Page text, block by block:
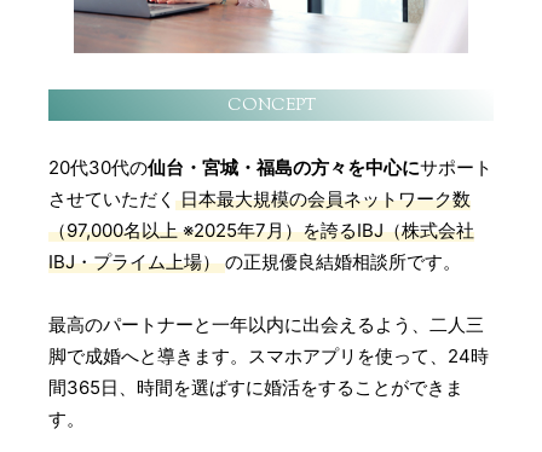
CONCEPT
20代30代の仙台・宮城・福島の方々を中心にサポート
させていただく日本最大規模の会員ネットワーク数
（97,000名以上 ※2025年7月）を誇るIBJ（株式会社
IBJ・プライム上場）の正規優良結婚相談所です。
最高のパートナーと一年以内に出会えるよう、二人三
脚で成婚へと導きます。スマホアプリを使って、24時
間365日、時間を選ばすに婚活をすることができま
す。